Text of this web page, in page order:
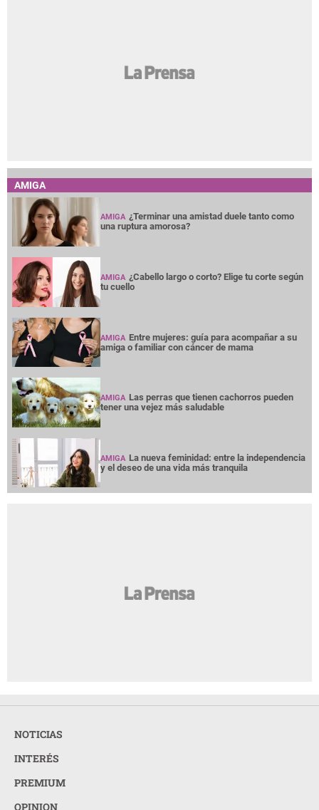
AMIGA
AMIGA ¿Terminar una amistad duele tanto como
una ruptura amorosa?
AMIGA ¿Cabello largo o corto? Elige tu corte según
tu cuello
AMIGA Entre mujeres: guía para acompañar a su
amiga o familiar con cáncer de mama
AMIGA Las perras que tienen cachorros pueden
tener una vejez más saludable
AMIGA La nueva feminidad: entre la independencia
y el deseo de una vida más tranquila
NOTICIAS
INTERÉS
PREMIUM
OPINION